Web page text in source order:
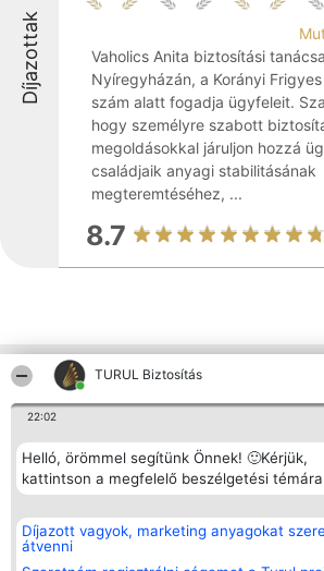
TURUL Biztosítás
22:02
Helló, örömmel segítünk Önnek! 🙂Kérjük,
kattintson a megfelelő beszélgetési
Díjazott vagyok, marketing anyagokat
átvenni
Díjazottak
Vaholics Anita biztosítási
Nyíregyházán, a Korányi
szám alatt fogadja ügyfeleit.
hogy személyre szabott
megoldásokkal járuljon hozzá
családjaik anyagi stabilitásának
megteremtéséhez, ...
8.7
Más cégek a környéken
Rangsorszervező
SC Beautiful Company S.R.L.
Bulevardul Aleea Timișul De
4, Ap. 13
Bukarest 53-238
Adószám 36737675
Népszavazás
Nyertesek
Az összes
listája
Szabályok